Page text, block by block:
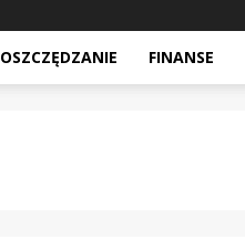
OSZCZĘDZANIE FINANSE